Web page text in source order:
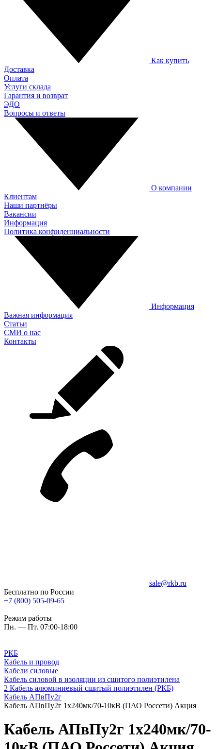
Как купить
Доставка
Оплата
Услуги склада
Гарантия и возврат
ЭДО
Вопросы и ответы
О компании
Клиентам
Наши партнёры
Вакансии
Информация
Политика конфиденциальности
Информация
Важная информация
Статьи
СМИ о нас
Контакты
sale@rkb.ru
Бесплатно по России
+7 (800) 505-09-65
Режим работы
Пн. — Пт. 07:00-18:00
РКБ
Кабель и провод
Кабели силовые
Кабель силовой в изоляции из сшитого полиэтилена
2 Кабель алюминиевый сшитый полиэтилен (РКБ)
Кабель АПвПу2г
Кабель АПвПу2г 1х240мк/70-10кВ (ПАО Россети) Акция
Кабель АПвПу2г 1х240мк/70-